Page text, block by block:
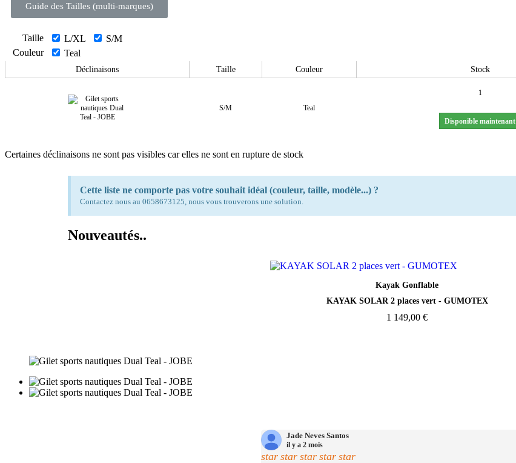
Guide des Tailles (multi-marques)
Taille L/XL
S/M
Couleur
Teal
Déclinaisons Taille Couleur Stock
S/M Teal
1
Disponible maintenant
Certaines déclinaisons ne sont pas visibles car elles ne sont en rupture de stock
Cette liste ne comporte pas votre souhait idéal (couleur, taille, modèle...) ?
Contactez nous au 0658673125, nous vous trouverons une solution.
Nouveautés..
Aperçu rapide
Kayak Gonflable
KAYAK SOLAR 2 places vert - GUMOTEX
1 149,00 €
Jade Neves Santos
il y a 2 mois
star star star star star